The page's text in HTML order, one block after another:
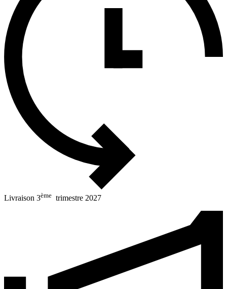
Livraison 3ème trimestre 2027